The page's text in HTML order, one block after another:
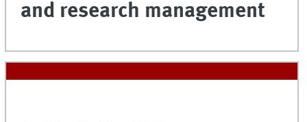
and research management